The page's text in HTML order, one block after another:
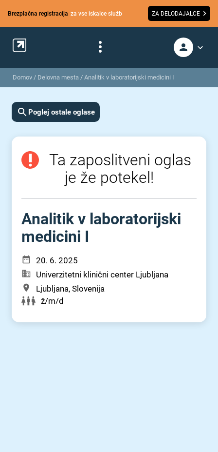
Brezplačna registracija za vse iskalce služb ZA DELODAJALCE
Domov / Delovna mesta / Analitik v laboratorijski medicini I
Poglej ostale oglase
Ta zaposlitveni oglas
je že potekel!
Analitik v laboratorijski
medicini I
20. 6. 2025
Univerzitetni klinični center Ljubljana
Ljubljana, Slovenija
ž/m/d